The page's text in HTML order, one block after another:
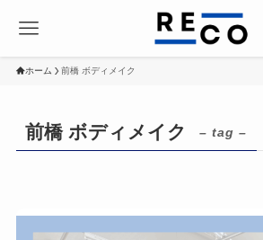
ホーム 前橋 ボディメイク
前橋 ボディメイク – tag –